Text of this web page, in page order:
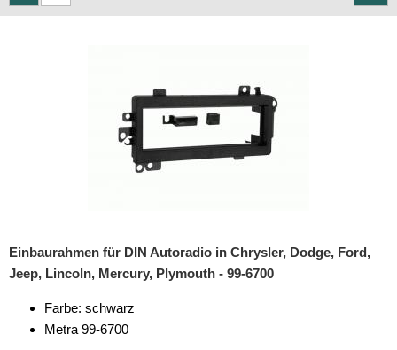
Navigationssysteme
Antennenadapter
Antennensplitter
Einbaurahmen für DIN Autoradio in Chrysler, Dodge, Ford,
Jeep, Lincoln, Mercury, Plymouth - 99-6700
Farbe: schwarz
Metra 99-6700